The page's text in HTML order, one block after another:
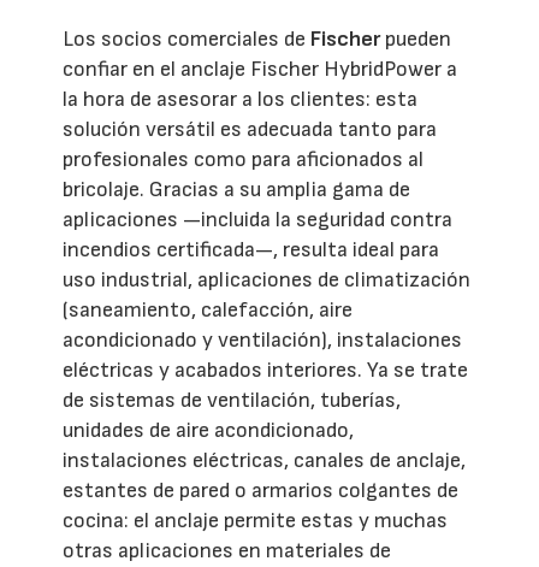
Los socios comerciales de Fischerpueden
confiar en el anclaje Fischer HybridPower a
la hora de asesorar a los clientes: esta
solución versátil es adecuada tanto para
profesionales como para aficionados al
bricolaje. Gracias a su amplia gama de
aplicaciones —incluida la seguridad contra
incendios certificada—, resulta ideal para
uso industrial, aplicaciones de climatización
(saneamiento, calefacción, aire
acondicionado y ventilación), instalaciones
eléctricas y acabados interiores. Ya se trate
de sistemas de ventilación, tuberías,
unidades de aire acondicionado,
instalaciones eléctricas, canales de anclaje,
estantes de pared o armarios colgantes de
cocina: el anclaje permite estas y muchas
otras aplicaciones en materiales de